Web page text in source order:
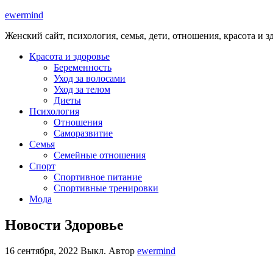
ewermind
Женский сайт, психология, семья, дети, отношения, красота и
Красота и здоровье
Беременность
Уход за волосами
Уход за телом
Диеты
Психология
Отношения
Саморазвитие
Семья
Семейные отношения
Спорт
Спортивное питание
Спортивные тренировки
Мода
Новости Здоровье
16 сентября, 2022 Выкл. Автор ewermind